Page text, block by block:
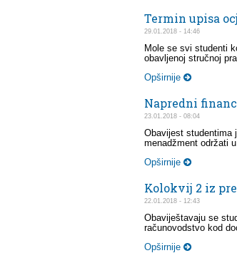
Termin upisa
29.01.2018 - 14:46
Mole se svi studenti
obavljenoj stručnoj
Opširnije
Napredni
23.01.2018 - 08:04
Obavijest studentima
menadžment održati
Opširnije
Kolokvij 2 iz
22.01.2018 - 12:43
Obaviještavaju se
računovodstvo kod
Opširnije